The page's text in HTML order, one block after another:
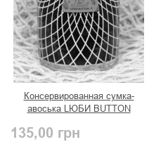
Консервированная сумка-
авоська LЮБИ BUTTON
135,00 грн